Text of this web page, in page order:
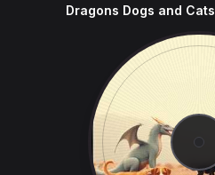
Dragons Dogs and Cats